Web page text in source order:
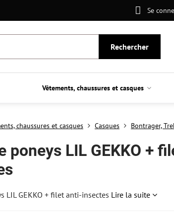
Se
Rechercher
Vêtements, chaussures et casques
chaussures et casques Casques Bontrager,
poneys LIL GEKKO +
LIL GEKKO + filet anti-insectes Lire la suite